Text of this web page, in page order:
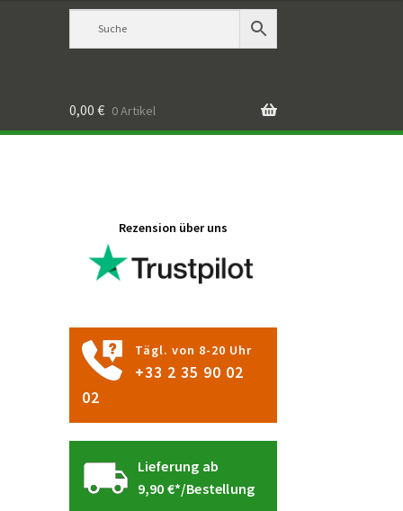
0,00 € 0 Artikel
Rezension über uns
Tägl. von 8-20 Uhr
+33 2 35 90 02
02
Lieferung ab
9,90 €*/Bestellung